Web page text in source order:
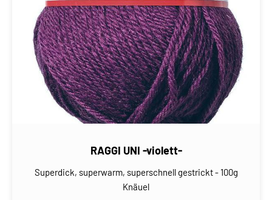
RAGGI UNI -violett-
Superdick, superwarm, superschnell gestrickt - 100g
Knäuel